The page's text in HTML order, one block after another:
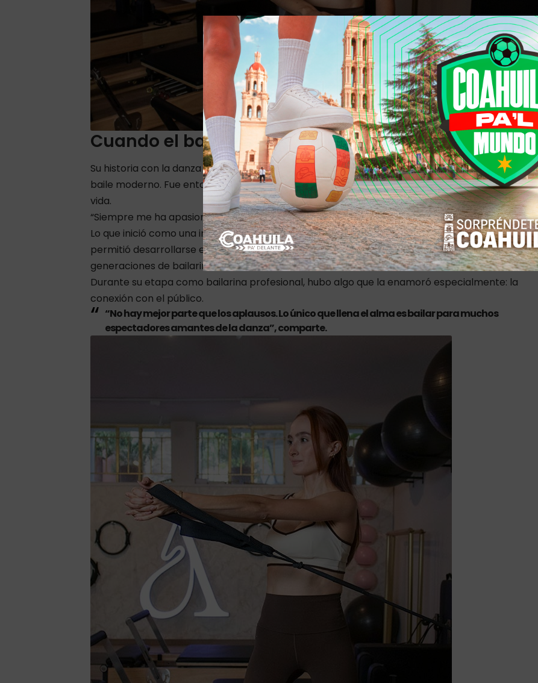
Cuando el ballet se convirtió en un proyecto de vida
Su historia con la danza comenzó durante la secundaria, después de haber tomado clases de
baile moderno. Fue entonces cuando una conversación con su madre cambió el rumbo de su
vida.
“Siempre me ha apasionado bailar y es ahí donde nacieron los sueños”, recuerda.
Lo que inició como una inquietud artística pronto se convirtió en una carrera profesional que le
permitió desarrollarse en escenarios, salones de ensayo y espacios de formación para nuevas
generaciones de bailarines.
Durante su etapa como bailarina profesional, hubo algo que la enamoró especialmente: la
conexión con el público.
“No hay mejor parte que los aplausos. Lo único que llena el alma es bailar para muchos
espectadores amantes de la danza”, comparte.